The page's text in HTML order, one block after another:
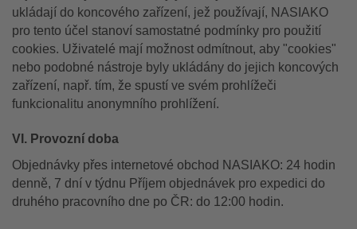
ukládají do koncového zařízení, jež používají, NASIAKO
pro tento účel stanoví samostatné podmínky pro použití
cookies. Uživatelé mají možnost odmítnout, aby "cookies"
nebo podobné nástroje byly ukládány do jejich koncových
zařízení, např. tím, že spustí ve svém prohlížeči
funkcionalitu anonymního prohlížení.
VI. Provozní doba
Objednávky přes internetové obchod NASIAKO: 24 hodin
denně, 7 dní v týdnu Příjem objednávek pro expedici do
druhého pracovního dne po ČR: do 12:00 hodin.